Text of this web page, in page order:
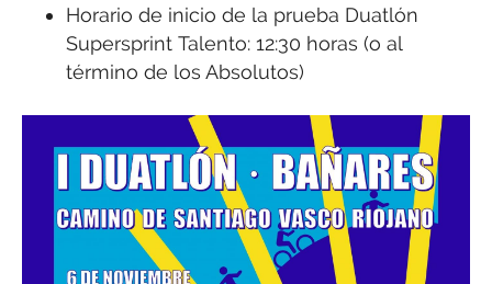
Horario de inicio de la prueba Duatlón
Supersprint Talento: 12:30 horas (o al
término de los Absolutos)